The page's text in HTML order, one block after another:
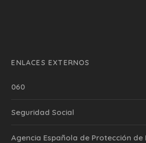
ENLACES EXTERNOS
060
Seguridad Social
Agencia Española de Protección de